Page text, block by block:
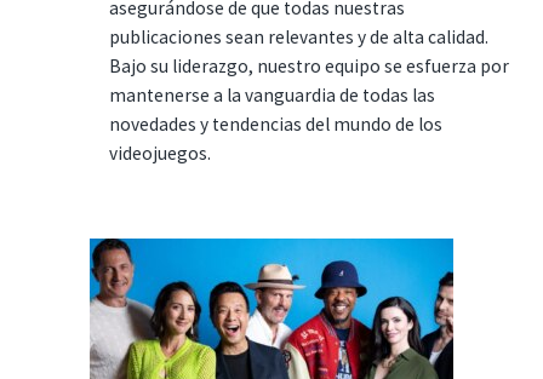
asegurándose de que todas nuestras
publicaciones sean relevantes y de alta calidad.
Bajo su liderazgo, nuestro equipo se esfuerza por
mantenerse a la vanguardia de todas las
novedades y tendencias del mundo de los
videojuegos.